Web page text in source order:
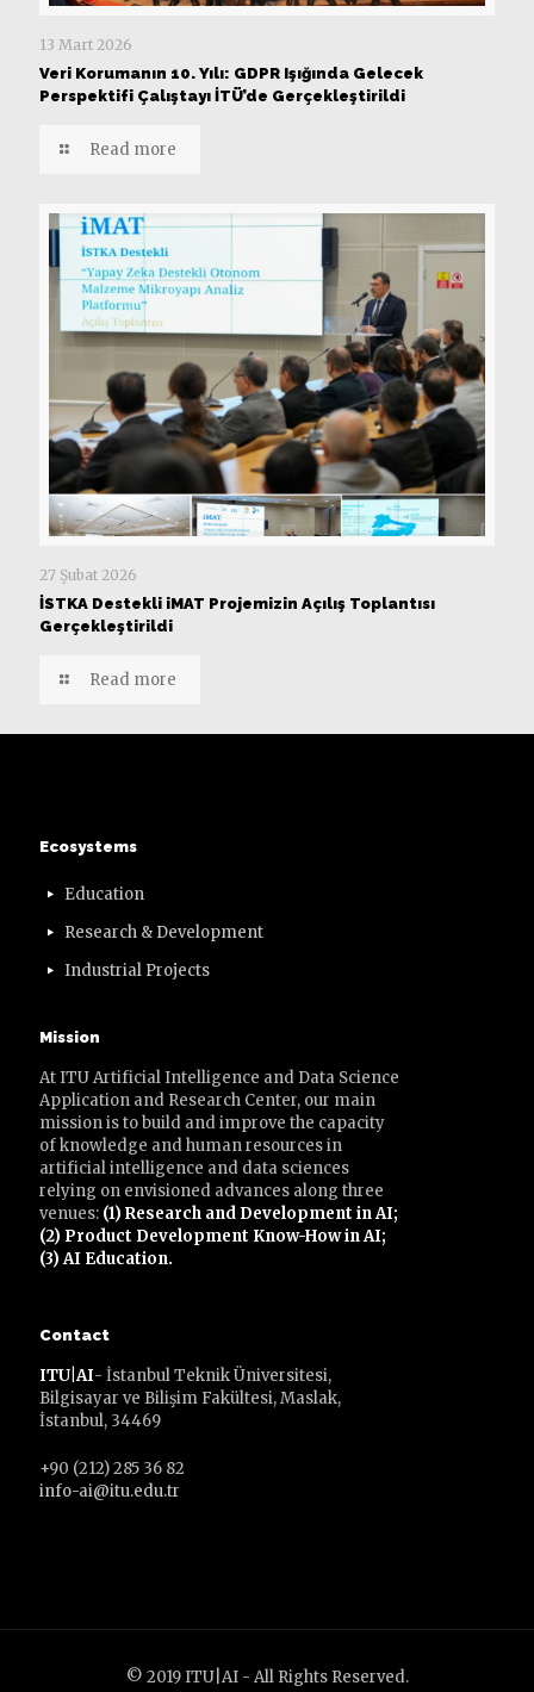
13 Mart 2026
Veri Korumanın 10. Yılı: GDPR Işığında Gelecek
Perspektifi Çalıştayı İTÜ’de Gerçekleştirildi
Read more
27 Şubat 2026
İSTKA Destekli iMAT Projemizin Açılış Toplantısı
Gerçekleştirildi
Read more
Ecosystems
Education
Research & Development
Industrial Projects
Mission
At ITU Artificial Intelligence and Data Science
Application and Research Center, our main
mission is to build and improve the capacity
of knowledge and human resources in
artificial intelligence and data sciences
relying on envisioned advances along three
venues: (1) Research and Development in AI;
(2) Product Development Know-How in AI;
(3) AI Education.
Contact
ITU|AI- İstanbul Teknik Üniversitesi,
Bilgisayar ve Bilişim Fakültesi, Maslak,
İstanbul, 34469
+90 (212) 285 36 82
info-ai@itu.edu.tr
© 2019 ITU|AI - All Rights Reserved.